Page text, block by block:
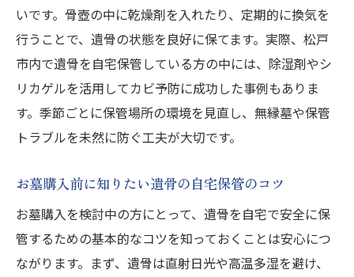
いです。骨壺の中に乾燥剤を入れたり、定期的に換気を
行うことで、遺骨の状態を良好に保てます。実際、松戸
市内で遺骨を自宅保管している方の中には、除湿剤やシ
リカゲルを活用してカビ予防に成功した事例もありま
す。季節ごとに保管場所の環境を見直し、無縁墓や保管
トラブルを未然に防ぐ工夫が大切です。
お墓購入前に知りたい遺骨の自宅保管のコツ
お墓購入を検討中の方にとって、遺骨を自宅で安全に保
管するための基本的なコツを知っておくことは安心につ
ながります。まず、遺骨は直射日光や高温多湿を避け、